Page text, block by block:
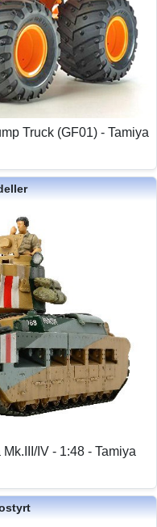
Truck (GF01) - Tamiya
IV - 1:48 - Tamiya